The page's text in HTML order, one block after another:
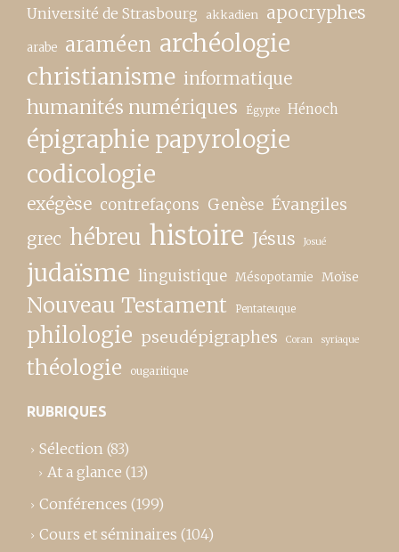
Université de Strasbourg akkadien apocryphes
arabe araméen archéologie
christianisme informatique
humanités numériques Égypte Hénoch
épigraphie papyrologie
codicologie
exégèse contrefaçons Genèse Évangiles
grec hébreu histoire Jésus Josué
judaïsme linguistique Mésopotamie Moïse
Nouveau Testament Pentateuque
philologie pseudépigraphes Coran syriaque
théologie ougaritique
RUBRIQUES
Sélection (83)
At a glance (13)
Conférences (199)
Cours et séminaires (104)